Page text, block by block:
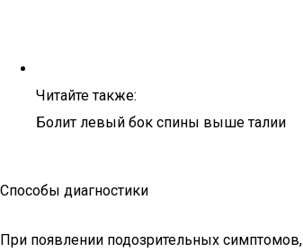
Читайте также:
Болит левый бок спины выше талии
Способы диагностики
При появлении подозрительных